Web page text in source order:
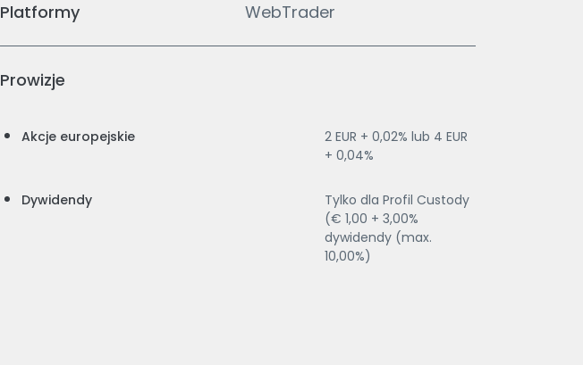
Platformy WebTrader
Prowizje
Akcje europejskie
2 EUR + 0,02% lub 4 EUR
+ 0,04%
Dywidendy
Tylko dla Profil Custody
(€ 1,00 + 3,00%
dywidendy (max.
10,00%)